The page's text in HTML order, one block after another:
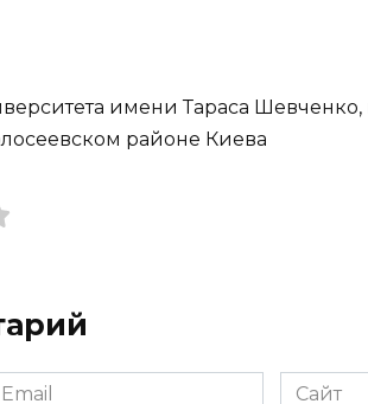
имени Тараса
районе Киева
Сайт